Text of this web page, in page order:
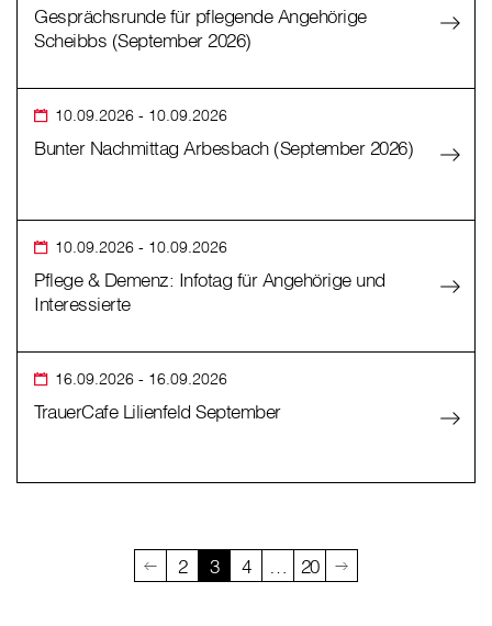
Gesprächsrunde für pflegende Angehörige
Scheibbs (September 2026)
10.09.2026 - 10.09.2026
Bunter Nachmittag Arbesbach (September 2026)
10.09.2026 - 10.09.2026
Pflege & Demenz: Infotag für Angehörige und
Interessierte
16.09.2026 - 16.09.2026
TrauerCafe Lilienfeld September
2 3 4 … 20